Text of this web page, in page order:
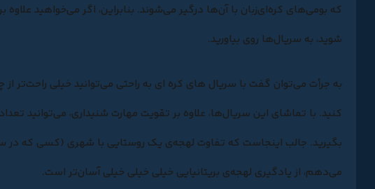
که بومی‌های کره‌ای‌زبان با آ‌ن‌ها درگیر می‌شوند. بنابراین، اگر می‌خواهید
شوید، به سریال‌ها روی بیاورید.
به جرأت می‌توان گفت با سریال‌ های کره‌ ای به راحتی می‌توانید خیلی راحت‌تر
کنید. با تماشای این سریال‌ها، علاوه بر تقویت مهارت شنیداری، می‌توانید
بگیرید. جالب اینجاست که تفاوت لهجه‌ی یک روستایی با شهری (کسی که در
می‌دهم، از یادگیری لهجه‌ی بریتانیایی خیلی خیلی خیلی آسان‌تر است.